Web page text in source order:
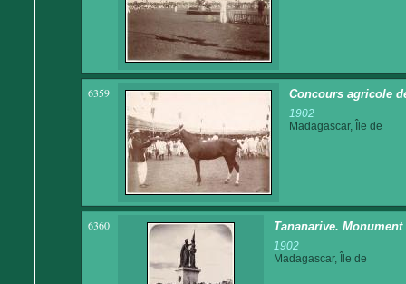
6359 Concours agricole
1902
Madagascar, Île de
6360 Tananarive.
1902
Madagascar, Île de